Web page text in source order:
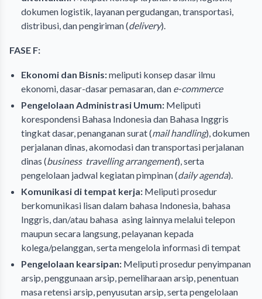
dokumen logistik, layanan pergudangan, transportasi,
distribusi, dan pengiriman (delivery).
FASE F:
Ekonomi dan Bisnis:meliputi konsep dasar ilmu
ekonomi, dasar-dasar pemasaran, dan e-commerce
Pengelolaan Administrasi Umum: Meliputi
korespondensi Bahasa Indonesia dan Bahasa Inggris
tingkat dasar, penanganan surat (mail handling), dokumen
perjalanan dinas, akomodasi dan transportasi perjalanan
dinas (business travellingarrangement), serta
pengelolaan jadwal kegiatan pimpinan (daily agenda).
Komunikasi di tempat kerja: Meliputi prosedur
berkomunikasi lisan dalam bahasa Indonesia, bahasa
Inggris, dan/atau bahasa asing lainnya melalui telepon
maupun secara langsung, pelayanan kepada
kolega/pelanggan, serta mengelola informasi di tempat
Pengelolaan kearsipan: Meliputi prosedur penyimpanan
arsip, penggunaan arsip, pemeliharaan arsip, penentuan
masa retensi arsip, penyusutan arsip, serta pengelolaan